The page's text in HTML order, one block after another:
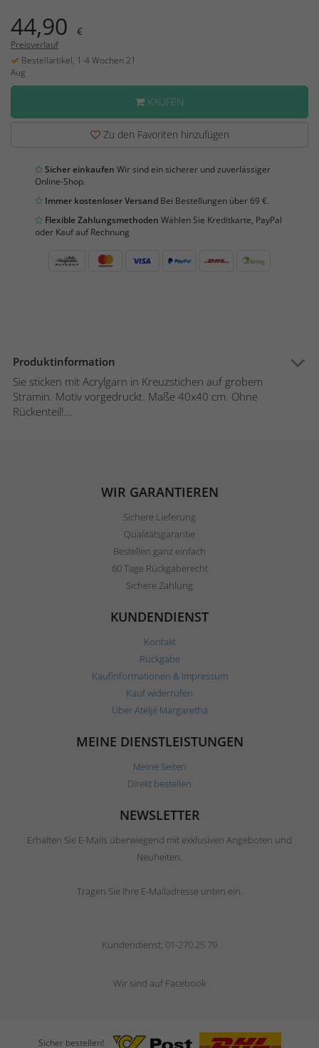
44,90 €
Preisverlauf
Bestellartikel, 1-4 Wochen 21
Aug
KAUFEN
Zu den Favoriten hinzufügen
Sicher einkaufen Wir sind ein sicherer und zuverlässiger
Online-Shop.
Immer kostenloser Versand Bei Bestellungen über 69 €.
Flexible Zahlungsmethoden Wählen Sie Kreditkarte, PayPal
oder Kauf auf Rechnung
Produktinformation
Sie sticken mit Acrylgarn in Kreuzstichen auf grobem
Stramin. Motiv vorgedruckt. Maße 40x40 cm. Ohne
Rückenteil!...
WIR GARANTIEREN
Sichere Lieferung
Qualitätsgarantie
Bestellen ganz einfach
60 Tage Rückgaberecht
Sichere Zahlung
KUNDENDIENST
Kontakt
Rückgabe
Kaufinformationen & Impressum
Kauf widerrufen
Über Ateljé Margaretha
MEINE DIENSTLEISTUNGEN
Meine Seiten
Direkt bestellen
NEWSLETTER
Erhalten Sie E-Mails überwiegend mit exklusiven Angeboten und
Neuheiten.
Tragen Sie Ihre E-Mailadresse unten ein.
Kundendienst: 01-270 25 79
Wir sind auf Facebook
Sicher bestellen!